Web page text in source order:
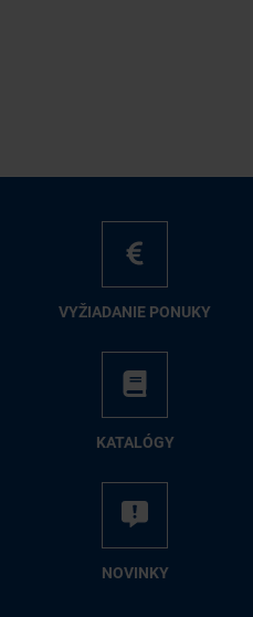
VY­ŽIA­DA­NIE PO­NU­KY
KA­TA­LÓ­GY
NO­VIN­KY